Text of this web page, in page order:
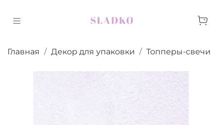
Главная Декор для упаковки Топперы-свечи